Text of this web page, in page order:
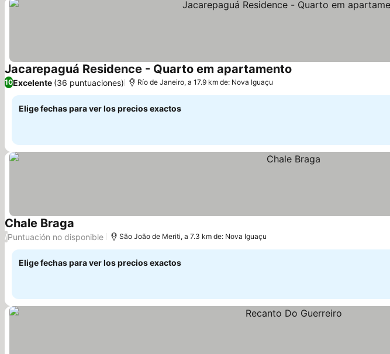
Jacarepaguá Residence - Quarto em apartamento
10Excelente (36 puntuaciones) Río de Janeiro, a 17.9 km de: Nova Iguaçu
Elige fechas para ver los precios exactos
Chale Braga
/Puntuación no disponible São João de Meriti, a 7.3 km de: Nova Iguaçu
Elige fechas para ver los precios exactos